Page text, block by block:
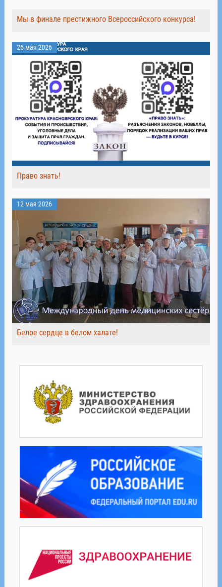
Мы в финале престижного Всероссийского конкурса!
26 мая 2026
Право знать!
12 мая 2026
Белое сердце в белом халате!